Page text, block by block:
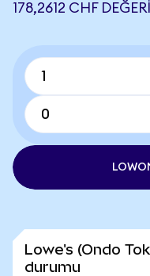
178,2612 CHF
Lowe's (Ondo
durumu